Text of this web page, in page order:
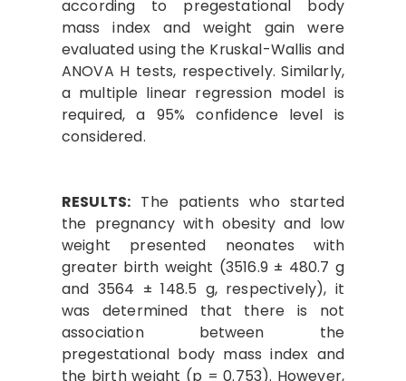
according to pregestational body
mass index and weight gain were
evaluated using the Kruskal-Wallis and
ANOVA H tests, respectively. Similarly,
a multiple linear regression model is
required, a 95% confidence level is
considered.
RESULTS: The patients who started
the pregnancy with obesity and low
weight presented neonates with
greater birth weight (3516.9 ± 480.7 g
and 3564 ± 148.5 g, respectively), it
was determined that there is not
association between the
pregestational body mass index and
the birth weight (p = 0.753). However,